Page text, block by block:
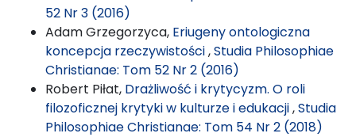
52 Nr 3 (2016)
Adam Grzegorzyca, Eriugeny ontologiczna
koncepcja rzeczywistości,Studia Philosophiae
Christianae: Tom 52 Nr 2 (2016)
Robert Piłat, Drażliwość i krytycyzm. O roli
filozoficznej krytyki w kulturze i edukacji,Studia
Philosophiae Christianae: Tom 54 Nr 2 (2018)